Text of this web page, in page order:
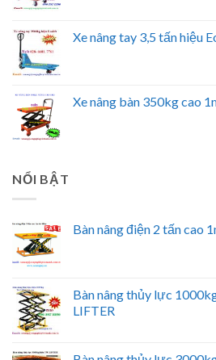
Xe nâng tay 3,5 tấn hiệu
Xe nâng bàn 350kg cao
NỔI BẬT
Bàn nâng điện 2 tấn cao
Bàn nâng thủy lực
LIFTER